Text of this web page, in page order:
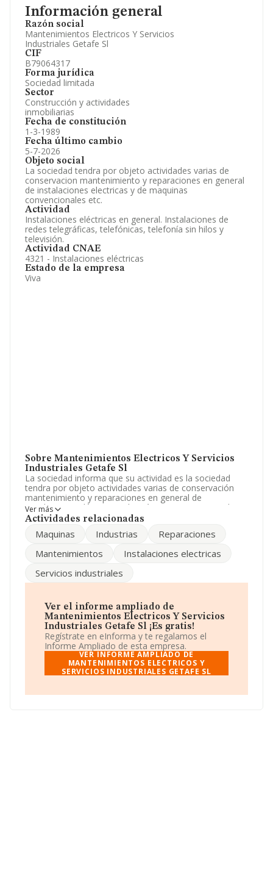
Información general
Razón social
Mantenimientos Electricos Y Servicios
Industriales Getafe Sl
CIF
B79064317
Forma jurídica
Sociedad limitada
Sector
Construcción y actividades
inmobiliarias
Fecha de constitución
1-3-1989
Fecha último cambio
5-7-2026
Objeto social
La sociedad tendra por objeto actividades varias de
conservacion mantenimiento y reparaciones en general
de instalaciones electricas y de maquinas
convencionales etc.
Actividad
Instalaciones eléctricas en general. Instalaciones de
redes telegráficas, telefónicas, telefonía sin hilos y
televisión.
Actividad CNAE
4321 - Instalaciones eléctricas
Estado de la empresa
Viva
Sobre Mantenimientos Electricos Y Servicios
Industriales Getafe Sl
La sociedad informa que su actividad es la sociedad
tendra por objeto actividades varias de conservación
mantenimiento y reparaciones en general de
instalaciones eléctricas y de máquinas convencionales
etc. La empresa aparece inscrita en el Registro
CNAE como 'Instalaciones eléctricas', código 4321. La
según los datos a disposición de INFORMA, ha tenido
un número de empleados por debajo de la media de
Dentro del ranking de empresas elaborado por
INFORMA, atendiendo a los niveles de facturación de la
sociedad, se destaca que: frente al año 2024, la
compañía se ha posicionado 71 puestos por debajo en
el ranking sectorial, pasando del 6.763 al 6.834. Tienen
mejor posición las siguientes empresas del sector:
Electro Mediterraneo Naval S.LyMaio
coloca la empresa antes deInstalaciones y
Ver más
Actividades relacionadas
Maquinas Industrias
Reparaciones
Mantenimientos
Instalaciones electricas
Servicios industriales
Ver el informe ampliado de
Mantenimientos Electricos Y Servicios
Industriales Getafe Sl ¡Es gratis!
Regístrate en eInforma y te regalamos el
Informe Ampliado de esta empresa.
VER INFORME AMPLIADO DE
MANTENIMIENTOS ELECTRICOS Y
SERVICIOS INDUSTRIALES GETAFE SL
Accionistas.
Participaciones y Vinculaciones en otras empresas.
Artículos de prensa publicados sobre la empresa.
Información oficial y registral complementaria.